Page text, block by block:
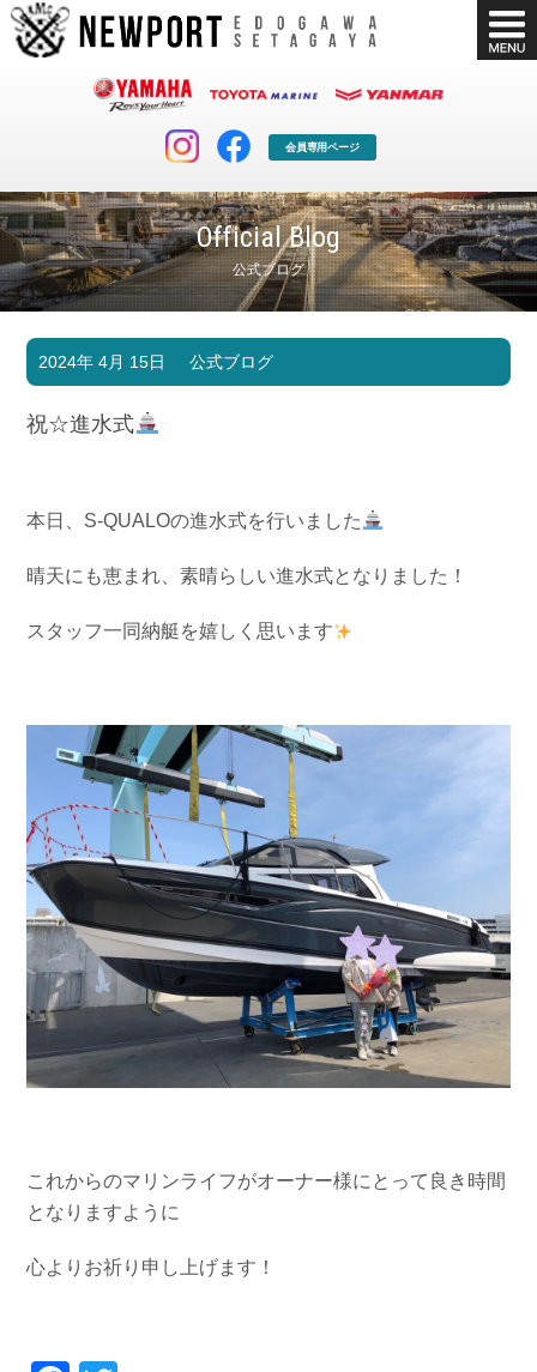
会員専用ページ
Official Blog
公式ブログ
マリンクラブ
マリンライフを堪能したい！
ボート販売
ボート免許
長年の実績と信頼！
Shop Info.
お問い合わせ
Contact us Company
採用情報
2024年 4月 15日 公式ブログ
祝☆進水式
本日、S-QUALOの進水式を行いました
晴天にも恵まれ、素晴らしい進水式となりました！
スタッフ一同納艇を嬉しく思います
これからのマリンライフがオーナー様にとって良き時間
となりますように
心よりお祈り申し上げます！